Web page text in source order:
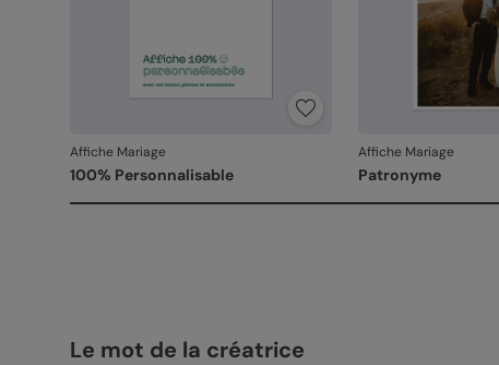
Affiche Mariage
100% Personnalisable
Affiche Mariage
Patronyme
Le mot de la créatrice